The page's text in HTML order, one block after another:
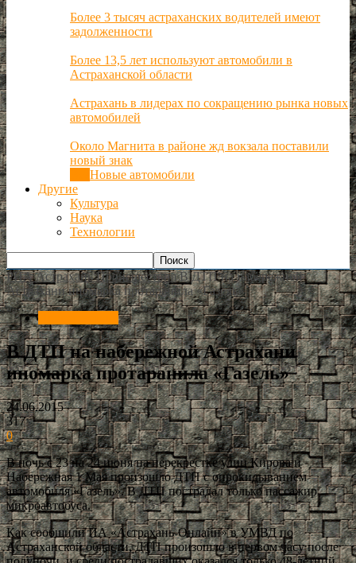
Более 3 тысяч астраханских водителей имеют
задолженности
Более 13,5 лет используют автомобили в
Астраханской области
Астрахань в лидерах по сокращению рынка новых
автомобилей
Около Магнита в районе жд вокзала поставили
новый знак
Новые автомобили
Другие
Культура
Наука
Технологии
РИА Астрахань Происшествия В ДТП на набережной
Астрахани иномарка протаранила «Газель»
В ДТП на набережной Астрахани
иномарка протаранила «Газель»
24.06.2015
317
0
В ночь с 23 на 24 июня на перекрестке улиц Кирова и
Набережная 1 Мая произошло ДТП с опрокидыванием
автомобиля «Газель». В ДТП пострадал только пассажир
микроавтобуса.
Как сообщили ИА «Астрахань-Онлайн» в УМВД по
Астраханской области, ДТП произошло в первом часу после